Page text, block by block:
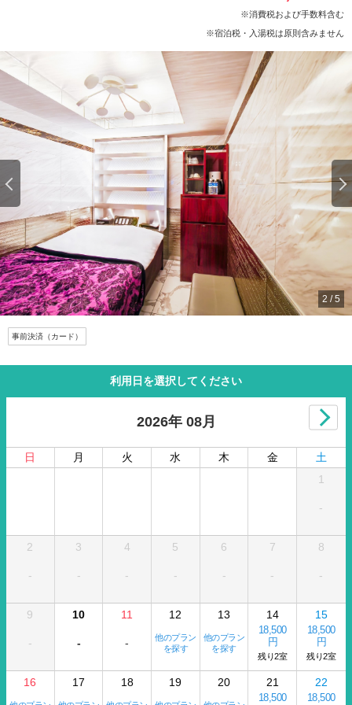
※消費税および手数料含む
※宿泊税・入湯税は原則含みません
2 /5
事前決済（カード）
利用日を選択してください
2026年 08月
日 月 火 水 木 金
土
1
-
2
-
3
-
4
-
5
-
6
-
7
-
8
-
9
-
10
-
11
-
12
他のプラン
を探す
13
他のプラン
を探す
14
18,500
円
残り2室
15
18,500
円
残り2室
16 17 18 19 20 21
18,500
22
18,500